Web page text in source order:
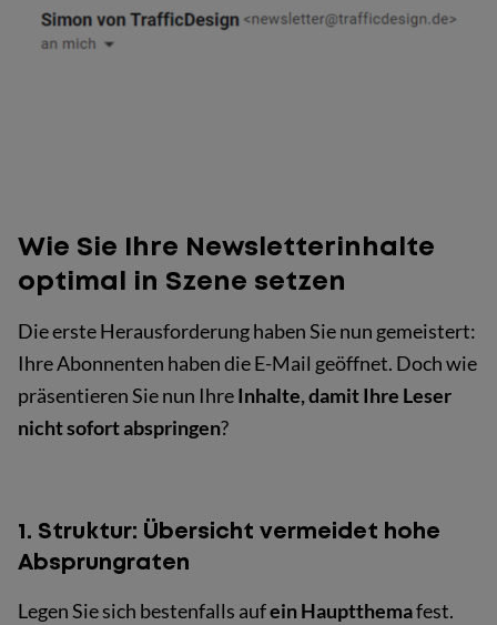
Wie Sie Ihre Newsletterinhalte
optimal in Szene setzen
Die erste Herausforderung haben Sie nun gemeistert:
Ihre Abonnenten haben die E-Mail geöffnet. Doch wie
präsentieren Sie nun IhreInhalte, damit Ihre Leser
nicht sofort abspringen?
1. Struktur: Übersicht vermeidet hohe
Absprungraten
Legen Sie sich bestenfalls aufein Hauptthemafest.